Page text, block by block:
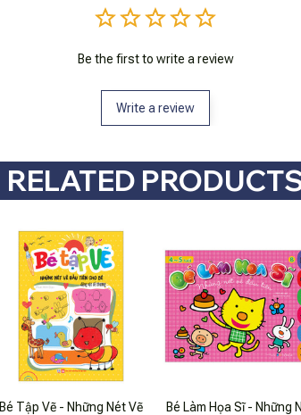
Be the first to write a review
Write a review
RELATED
Bé Tập Vẽ - Những Nét Vẽ
Bé Làm Họa Sĩ - Những